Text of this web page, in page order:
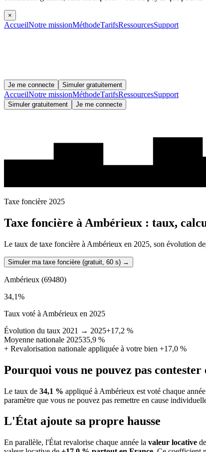
×
AccueilNotre missionMéthodeTarifsRessourcesSupport
Je me connecte Simuler gratuitement
AccueilNotre missionMéthodeTarifsRessourcesSupport
Simuler gratuitement Je me connecte
Taxe foncière 2025
Taxe foncière à Ambérieux : taux,
Le taux de taxe foncière à Ambérieux en 2025, son évolution
Simuler ma taxe foncière (gratuit, 60 s) →
Ambérieux (69480)
34,1%
Taux voté à Ambérieux en 2025
Évolution du taux 2021 → 2025+17,2 %
Moyenne nationale 202535,9 %
+ Revalorisation nationale appliquée à votre bien +17,0 %
Pourquoi vous ne pouvez pas contester
Le taux de 34,1 % appliqué à Ambérieux est voté chaque
paramètre que vous ne pouvez pas remettre en cause
L'État ajoute sa propre hausse
En parallèle, l'État revalorise chaque année la valeur locative